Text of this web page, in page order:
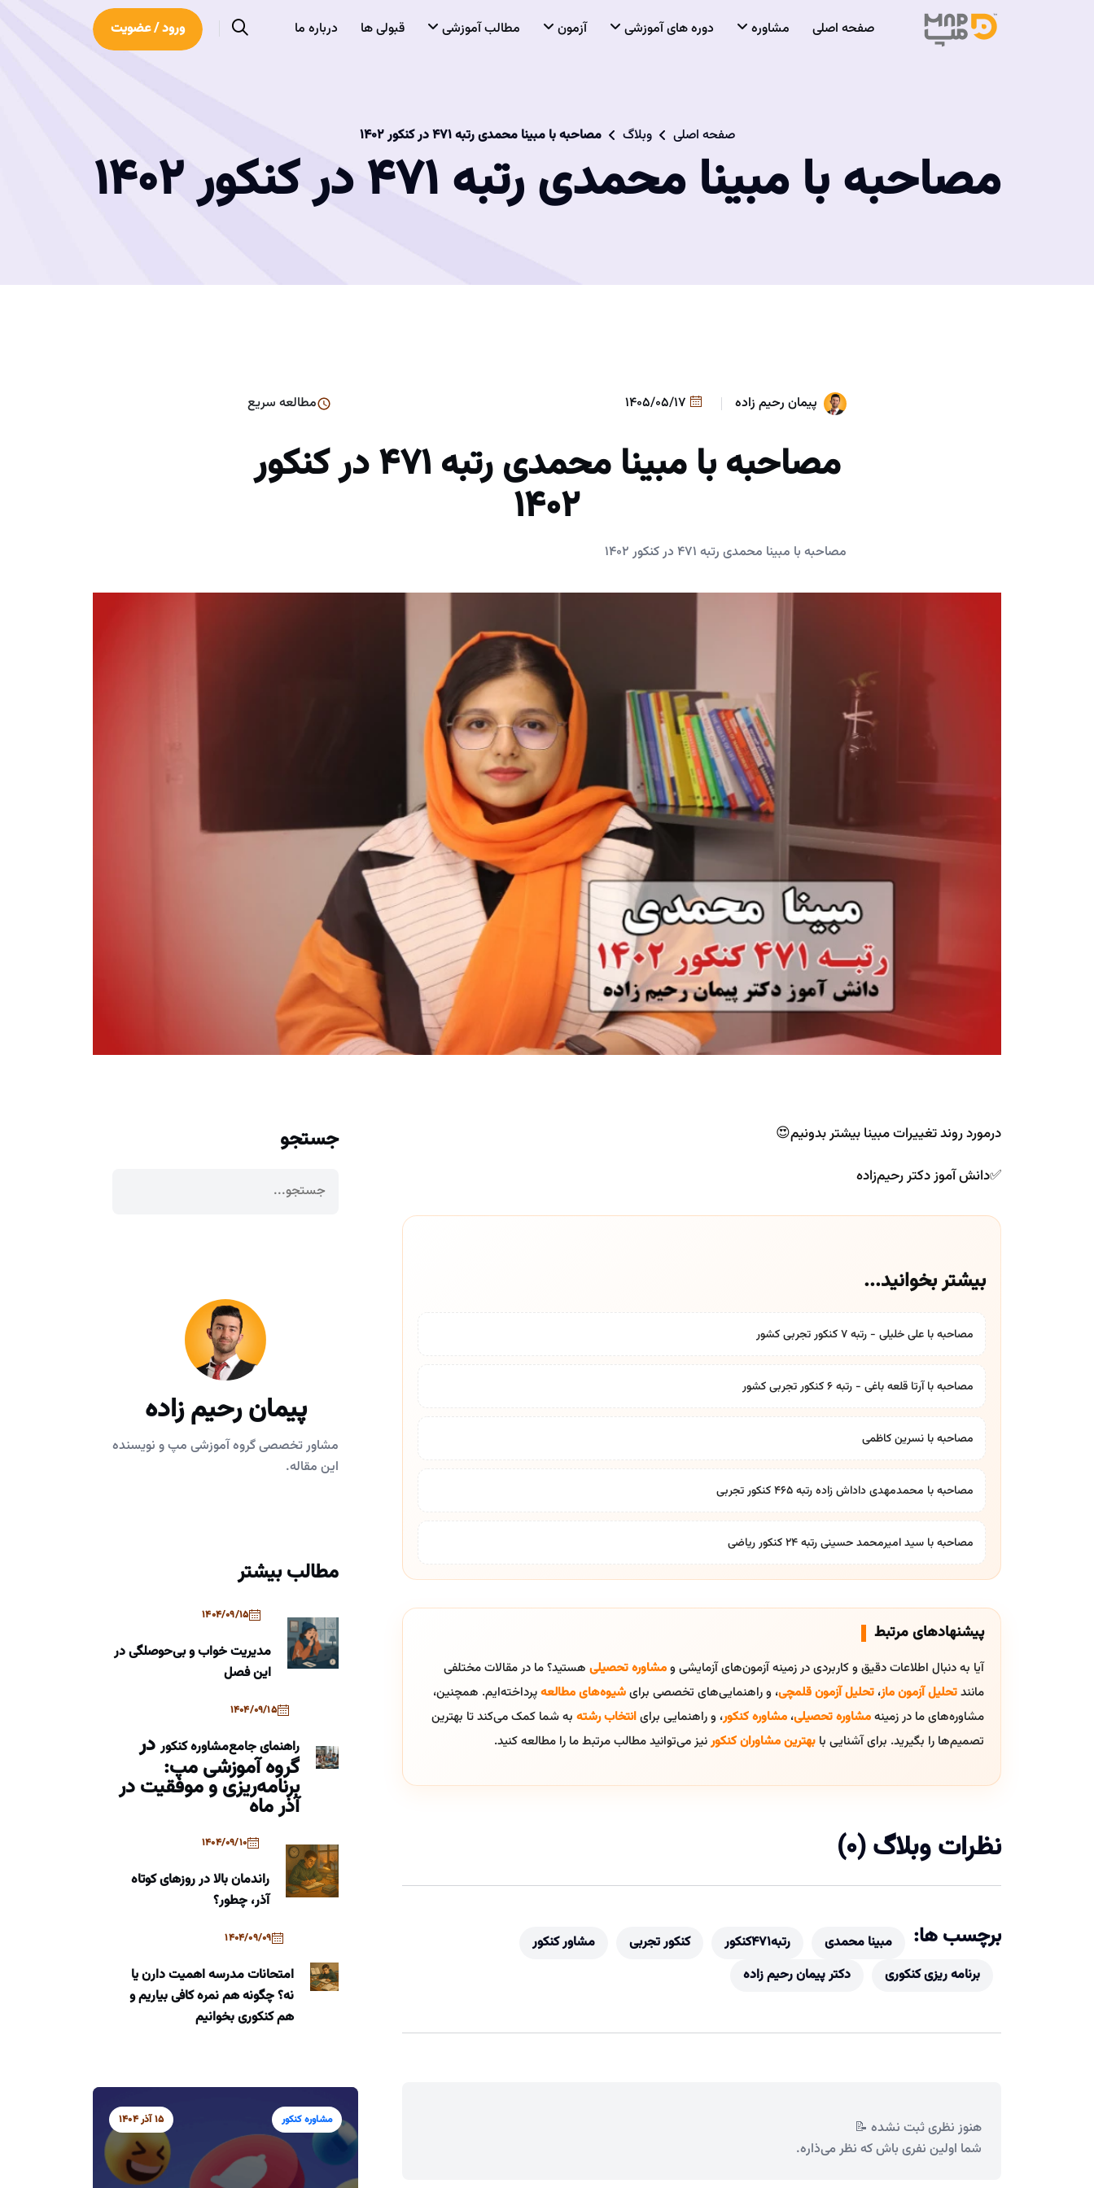
صفحه اصلی مشاوره دوره های آموزشی آزمون مطالب آموزشی قبولی ها درباره ما ورود / عضویت
صفحه اصلی وبلاگ مصاحبه با مبینا محمدی رتبه ۴۷۱ در کنکور ۱۴۰۲
مصاحبه با مبینا محمدی رتبه ۴۷۱ در کنکور ۱۴۰۲
پیمان رحیم زاده مطالعه سریع
مصاحبه با مبینا محمدی رتبه ۴۷۱ در کنکور
۱۴۰۲
مصاحبه با مبینا محمدی رتبه ۴۷۱ در کنکور ۱۴۰۲
درمورد روند تغییرات مبینا بیشتر بدونیم😍
✅دانش آموز دکتر رحیم‌زاده
بیشتر بخوانید...
مصاحبه با علی خلیلی - رتبه 7 کنکور تجربی کشور
مصاحبه با آرتا قلعه باغی - رتبه 6 کنکور تجربی کشور
مصاحبه با نسرین کاظمی
مصاحبه با محمدمهدی داداش زاده رتبه ۴۶۵ کنکور تجربی
مصاحبه با سید امیرمحمد حسینی رتبه ۲۴ کنکور ریاضی
پیشنهادهای مرتبط
آیا به دنبال اطلاعات دقیق و کاربردی در زمینه آزمون‌های آزمایشی ومشاوره تحصیلی هستید؟ ما در مقالات مختلفی
مانندتحلیل آزمون ماز، تحلیل آزمون قلمچی، و راهنمایی‌های تخصصی برایشیوه‌های مطالعهپرداخته‌ایم. همچنین،
مشاوره‌های ما در زمینهمشاوره تحصیلی، مشاوره کنکور، و راهنمایی برایانتخاب رشته به شما کمک می‌کند تا بهترین
تصمیم‌ها را بگیرید. برای آشنایی با بهترین مشاوران کنکورنیز می‌توانید مطالب مرتبط ما را مطالعه کنید.
نظرات وبلاگ (0)
برچسب ها: مبینا محمدی رتبه471کنکور کنکور تجربی
مشاور کنکور
برنامه ریزی کنکوری
دکتر پیمان رحیم زاده
هنوز نظری ثبت نشده 📝
شما اولین نفری باش که نظر می‌ذاره.
جستجو
پیمان رحیم زاده
مشاور تخصصی گروه آموزشی مپ و نویسنده
این مقاله.
مطالب بیشتر
1404/09/15
مدیریت خواب و بی‌حوصلگی در
این فصل
1404/09/15
راهنمای جامعمشاوره کنکوردر
گروه آموزشی مپ:
برنامه‌ریزی و موفقیت در
آذر ماه
1404/09/10
راندمان بالا در روزهای کوتاه
آذر، چطور؟
1404/09/09
امتحانات مدرسه اهمیت دارن یا
نه؟ چگونه هم نمره کافی بیاریم و
هم کنکوری بخوانیم
مشاوره کنکور 15 آذر 1404